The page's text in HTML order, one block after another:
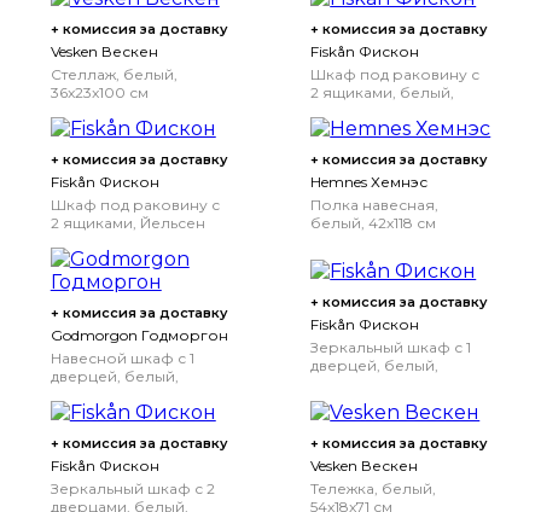
+ комиссия за доставку
Vesken Вескен
Стеллаж, белый,
36x23x100 см
+ комиссия за доставку
Fiskån Фискон
Шкаф под раковину с
2 ящиками, белый,
см
+ комиссия за доставку
Fiskån Фискон
Шкаф под раковину с
2 ящиками, Йельсен
60x40x60 см
+ комиссия за доставку
Hemnes Хемнэс
Полка навесная,
белый, 42x118 см
+ комиссия за доставку
Godmorgon Годморгон
Навесной шкаф с 1
дверцей, белый,
+ комиссия за доставку
Fiskån Фискон
Зеркальный шкаф с 1
дверцей, белый,
+ комиссия за доставку
Fiskån Фискон
Зеркальный шкаф с 2
дверцами, белый,
+ комиссия за доставку
Vesken Вескен
Тележка, белый,
54x18x71 см